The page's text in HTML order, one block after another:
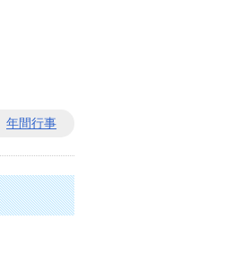
年間行事